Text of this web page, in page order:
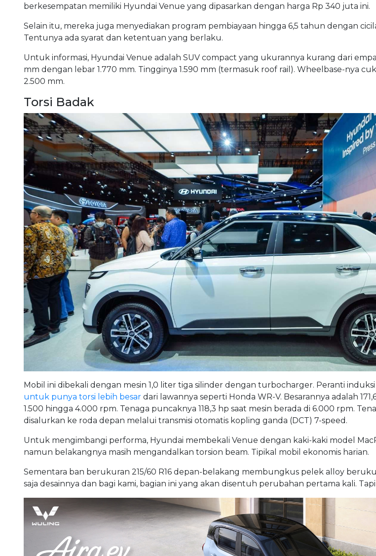
berkesempatan memiliki Hyundai Venue yang dipasarkan dengan harga Rp 340 juta ini.
Selain itu, mereka juga menyediakan program pembiayaan hingga 6,5 tahun dengan
Tentunya ada syarat dan ketentuan yang berlaku.
Untuk informasi, Hyundai Venue adalah SUV compact yang ukurannya kurang dari
mm dengan lebar 1.770 mm. Tingginya 1.590 mm (termasuk roof rail). Wheelbase-nya
2.500 mm.
Torsi Badak
Mobil ini dibekali dengan mesin 1,0 liter tiga silinder dengan turbocharger. Peranti
untuk punya torsi lebih besardari lawannya seperti Honda WR-V. Besarannya adalah
1.500 hingga 4.000 rpm. Tenaga puncaknya 118,3 hp saat mesin berada di 6.000 rpm.
disalurkan ke roda depan melalui transmisi otomatis kopling ganda (DCT) 7-speed.
Untuk mengimbangi performa, Hyundai membekali Venue dengan kaki-kaki model
namun belakangnya masih mengandalkan torsion beam. Tipikal mobil ekonomis harian.
Sementara ban berukuran 215/60 R16 depan-belakang membungkus pelek alloy
saja desainnya dan bagi kami, bagian ini yang akan disentuh perubahan pertama kali. Tapi